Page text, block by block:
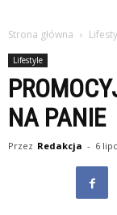
Strona główna
Lifestyle
NA PANIE
Przez Redakcja - 6